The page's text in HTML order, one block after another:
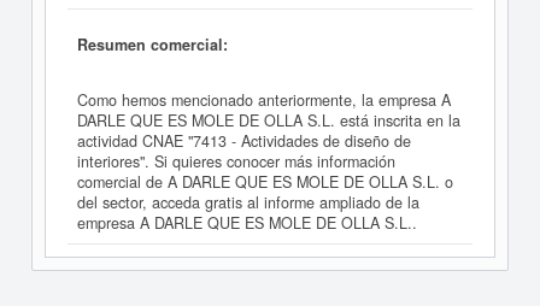
Resumen comercial:
Como hemos mencionado anteriormente, la empresa A
DARLE QUE ES MOLE DE OLLA S.L. está inscrita en la
actividad CNAE "7413 - Actividades de diseño de
interiores". Si quieres conocer más información
comercial de A DARLE QUE ES MOLE DE OLLA S.L. o
del sector, acceda gratis al informe ampliado de la
empresa A DARLE QUE ES MOLE DE OLLA S.L..